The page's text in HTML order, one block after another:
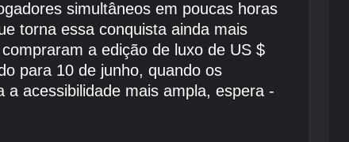
simultâneos em poucas horas
torna essa conquista ainda mais
a edição de luxo de US $
para 10 de junho, quando os
acessibilidade mais ampla, espera -